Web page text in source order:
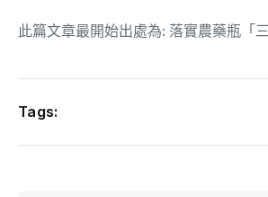
此篇文章最開始出處為: 落實農藥瓶「
Tags: